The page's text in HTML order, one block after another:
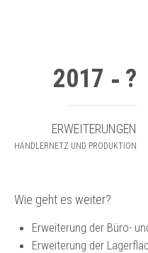
?
2017
ERWEITERUNGEN
HÄNDLERNETZ UND PRODUKTION
Wie geht es weiter?
Erweiterung der Büro-
Erweiterung der